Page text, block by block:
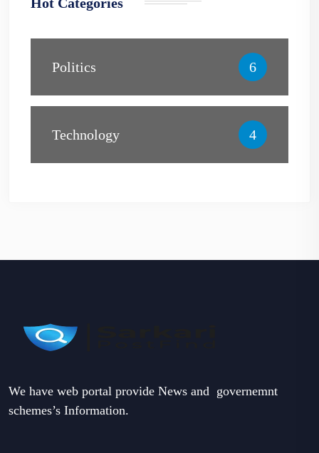
Politics 6
Technology 4
We have web portal provide News and governemnt
schemes’s Information.